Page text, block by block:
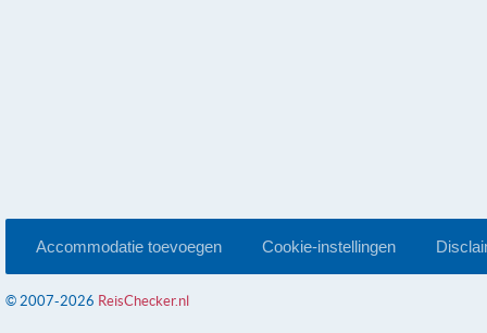
Accommodatie toevoegen Cookie-instellingen
© 2007-2026 ReisChecker.nl